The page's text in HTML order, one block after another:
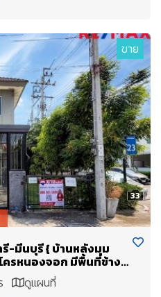
33
ขาย
-มีนบุรี { บ้านหลังมุม
ครหนองจอก มีพื้นที่ข้าง
กประสงค์ หน้าบ้านมี
หญ่ดูแผนที่